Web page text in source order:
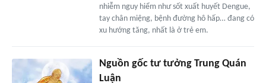
nhiễm nguy hiểm như sốt xuất huyết Dengue,
tay chân miệng, bệnh đường hô hấp… đang có
xu hướng tăng, nhất là ở trẻ em.
Nguồn gốc tư tưởng Trung Quán
Luận